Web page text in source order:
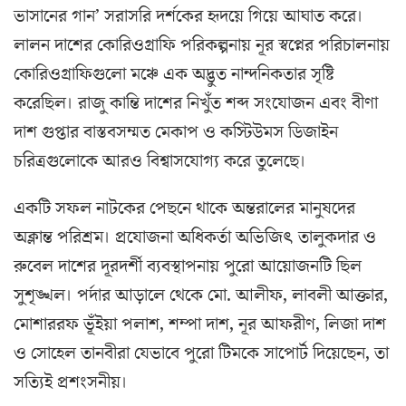
ভাসানের গান’ সরাসরি দর্শকের হৃদয়ে গিয়ে আঘাত করে।
লালন দাশের কোরিওগ্রাফি পরিকল্পনায় নূর স্বপ্নের পরিচালনায়
কোরিওগ্রাফিগুলো মঞ্চে এক অদ্ভুত নান্দনিকতার সৃষ্টি
করেছিল। রাজু কান্তি দাশের নিখুঁত শব্দ সংযোজন এবং বীণা
দাশ গুপ্তার বাস্তবসম্মত মেকাপ ও কস্টিউমস ডিজাইন
চরিত্রগুলোকে আরও বিশ্বাসযোগ্য করে তুলেছে।
​একটি সফল নাটকের পেছনে থাকে অন্তরালের মানুষদের
অক্লান্ত পরিশ্রম। প্রযোজনা অধিকর্তা অভিজিৎ তালুকদার ও
রুবেল দাশের দূরদর্শী ব্যবস্থাপনায় পুরো আয়োজনটি ছিল
সুশৃঙ্খল। পর্দার আড়ালে থেকে মো. আলীফ, লাবলী আক্তার,
মোশাররফ ভূঁইয়া পলাশ, শম্পা দাশ, নূর আফরীণ, লিজা দাশ
ও সোহেল তানবীরা যেভাবে পুরো টিমকে সাপোর্ট দিয়েছেন, তা
সত্যিই প্রশংসনীয়।